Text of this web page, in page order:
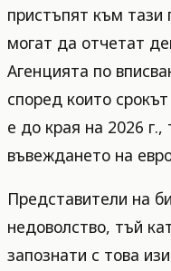
пристъпят към
могат да отчетат
Агенцията по
според които
е до края на 2026
въвеждането на
Представители на
недоволство, тъй
запознати с това